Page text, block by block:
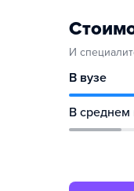
И
В вузе
В среднем